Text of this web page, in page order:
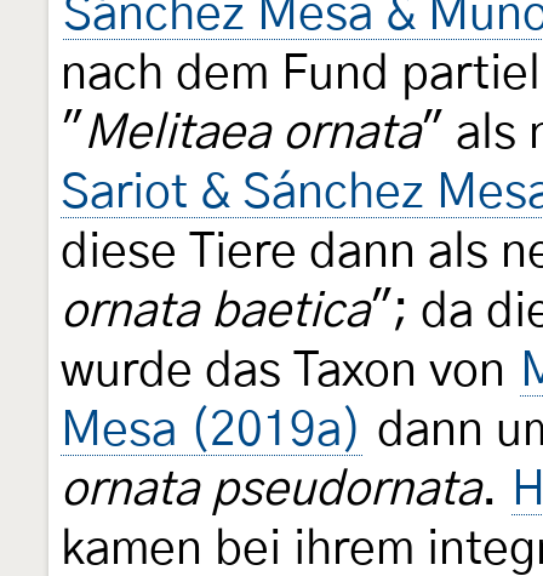
Sánchez Mesa &
nach dem Fund
" Melitaea ornata" als
Sariot & Sánchez
diese Tiere dann als
ornata baetica"; da
wurde das Taxon von
Mesa (2019a) dann
ornata pseudornata.
kamen bei ihrem